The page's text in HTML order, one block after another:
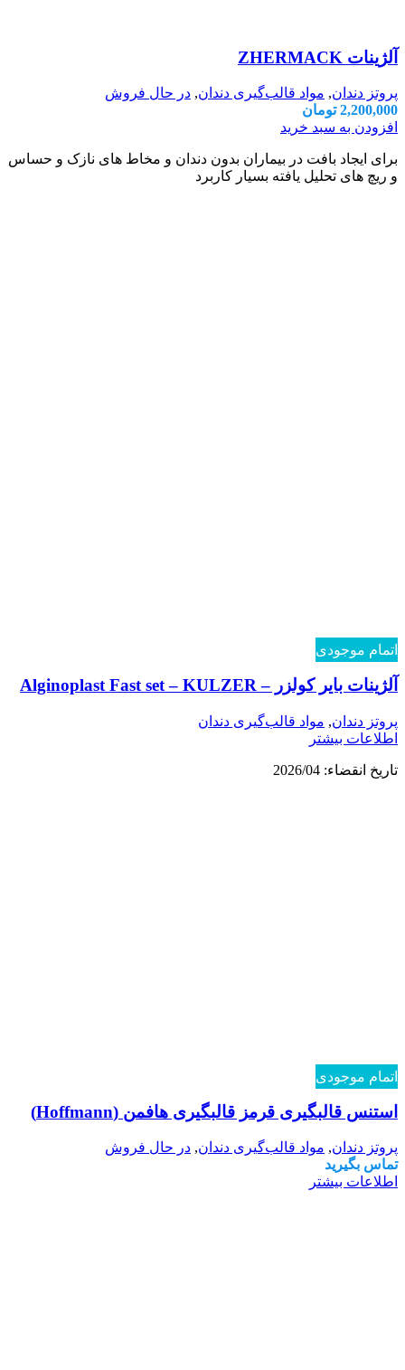
آلژینات ZHERMACK
پروتز دندان, مواد قالب‌گیری دندان, در حال فروش
2,200,000 تومان
افزودن به سبد خرید
برای ایجاد بافت در بیماران بدون دندان و مخاط های نازک و حساس
و ریچ های تحلیل یافته بسیار کاربرد
اتمام موجودی
آلژینات بایر کولزر – Alginoplast Fast set – KULZER
پروتز دندان, مواد قالب‌گیری دندان
اطلاعات بیشتر
تاریخ انقضاء: 2026/04
اتمام موجودی
استنس قالبگیری قرمز قالبگیری هافمن (Hoffmann)
پروتز دندان, مواد قالب‌گیری دندان, در حال فروش
تماس بگیرید
اطلاعات بیشتر